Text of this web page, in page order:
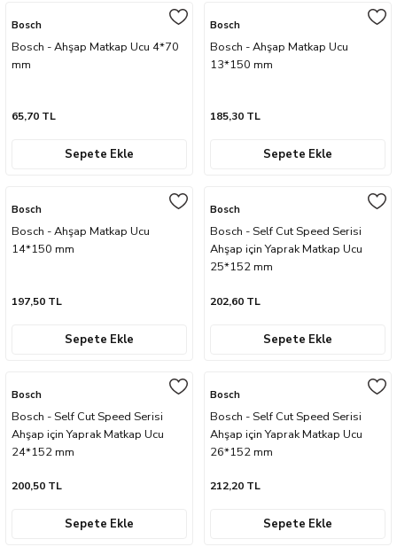
Gönye ve Profil Kesme Makinaları
Panter Testere ve Sünger Kesme
Lokma Anahtar ve Aparatları
Tork Anahtarı
Yağdanlıklar
Uçları
Uçları
Uçlar
Panter Testere Bıçakları
Bosch
Bosch - Ahşap Matkap Ucu 4*70
mm
65,70 TL
Sepete Ekle
Bosch
Bosch - Ahşap Matkap Ucu
13*150 mm
185,30 TL
Sepete Ekle
Bosch
Bosch - Ahşap Matkap Ucu
14*150 mm
197,50 TL
Sepete Ekle
Bosch
Bosch - Self Cut Speed Serisi
Ahşap için Yaprak Matkap Ucu
25*152 mm
202,60 TL
Sepete Ekle
Bosch
Bosch - Self Cut Speed Serisi
Ahşap için Yaprak Matkap Ucu
24*152 mm
200,50 TL
Sepete Ekle
Bosch
Bosch - Self Cut Speed Serisi
Ahşap için Yaprak Matkap Ucu
26*152 mm
212,20 TL
Sepete Ekle